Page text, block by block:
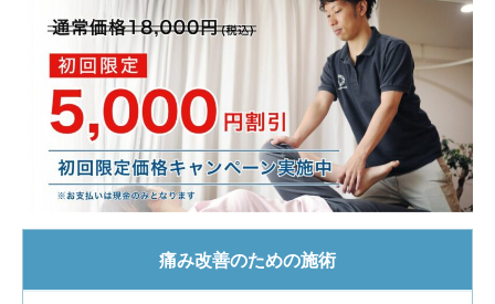
痛み改善のための施術